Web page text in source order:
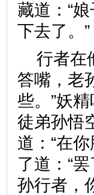
藏道：“
下去了
行者在
答嘴，老
些。”妖
徒弟孙悟
道：“在
了道：“
孙行者，